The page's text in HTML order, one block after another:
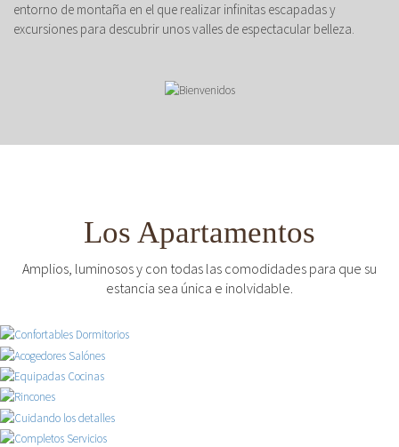
entorno de montaña en el que realizar infinitas escapadas y
excursiones para descubrir unos valles de espectacular belleza.
Los Apartamentos
Amplios, luminosos y con todas las comodidades para que su
estancia sea única e inolvidable.